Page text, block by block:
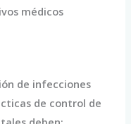
médicos
de infecciones
de control de